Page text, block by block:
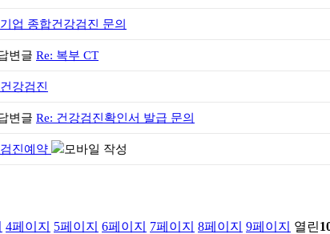
기업 종합건강검진 문의
Re: 복부 CT
건강검진
Re: 건강검진확인서 발급 문의
검진예약
4페이지 5페이지 6페이지 7페이지 8페이지 9페이지 열린